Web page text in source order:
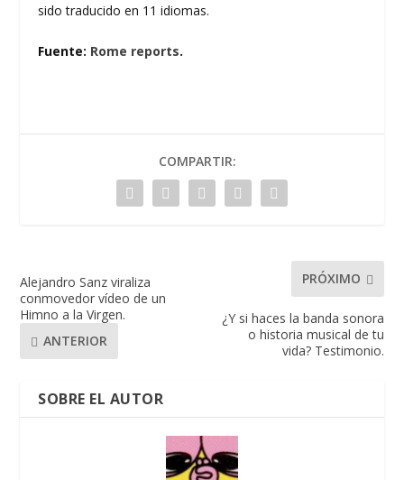
sido traducido en 11 idiomas.
Fuente: Rome reports.
COMPARTIR:
Alejandro Sanz viraliza
conmovedor vídeo de un
Himno a la Virgen.
ANTERIOR
PRÓXIMO
¿Y si haces la banda sonora
o historia musical de tu
vida? Testimonio.
SOBRE EL AUTOR